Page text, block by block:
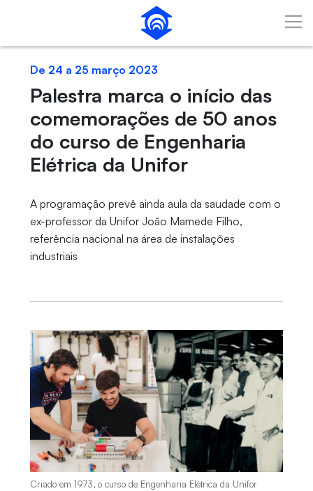
Pular para o Conteúdo principal
De 24 a 25 março 2023
Palestra marca o início das
comemorações de 50 anos
do curso de Engenharia
Elétrica da Unifor
A programação prevê ainda aula da saudade com o
ex-professor da Unifor João Mamede Filho,
referência nacional na área de instalações
industriais
Criado em 1973, o curso de Engenharia Elétrica da Unifor